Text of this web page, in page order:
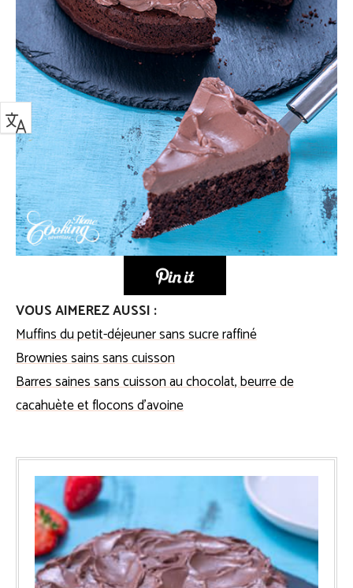
VOUS AIMEREZ AUSSI :
Muffins du petit-déjeuner sans sucre raffiné
Brownies sains sans cuisson
Barres saines sans cuisson au chocolat, beurre de
cacahuète et flocons d’avoine